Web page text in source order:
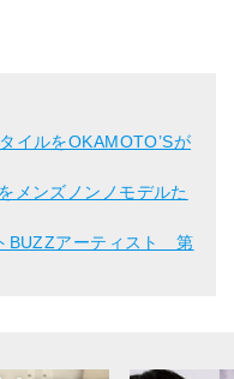
イルをOKAMOTO’Sが
メンズノンノモデルた
BUZZアーティスト 第